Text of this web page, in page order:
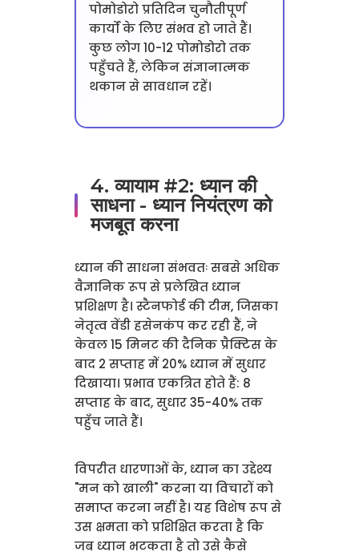
पोमोडोरो प्रतिदिन चुनौतीपूर्ण
कार्यों के लिए संभव हो जाते हैं।
कुछ लोग 10-12 पोमोडोरो तक
पहुँचते हैं, लेकिन संज्ञानात्मक
थकान से सावधान रहें।
4. व्यायाम #2: ध्यान की
साधना - ध्यान नियंत्रण को
मजबूत करना
ध्यान की साधना संभवतः सबसे अधिक
वैज्ञानिक रूप से प्रलेखित ध्यान
प्रशिक्षण है। स्टैनफोर्ड की टीम, जिसका
नेतृत्व वेंडी हसेनकंप कर रही हैं, ने
केवल 15 मिनट की दैनिक प्रैक्टिस के
बाद 2 सप्ताह में 20% ध्यान में सुधार
दिखाया। प्रभाव एकत्रित होते हैं: 8
सप्ताह के बाद, सुधार 35-40% तक
पहुँच जाते हैं।
विपरीत धारणाओं के, ध्यान का उद्देश्य
"मन को खाली" करना या विचारों को
समाप्त करना नहीं है। यह विशेष रूप से
उस क्षमता को प्रशिक्षित करता है कि
जब ध्यान भटकता है तो उसे कैसे